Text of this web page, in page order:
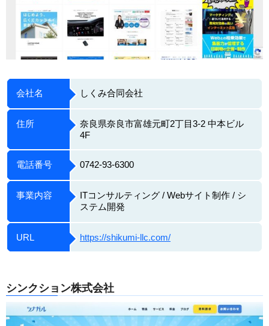
会社名 しくみ合同会社
住所
奈良県奈良市富雄元町2丁目3-2 中本ビル
4F
電話番号 0742-93-6300
事業内容
ITコンサルティング / Webサイト制作 / シ
ステム開発
URL https://shikumi-llc.com/
シンクション株式会社